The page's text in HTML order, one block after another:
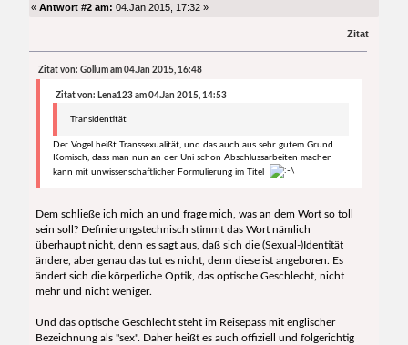
«Antwort #2 am: 04.Jan 2015, 17:32 »
Zitat
Zitat von: Gollum am 04.Jan 2015, 16:48
Zitat von: Lena123 am 04.Jan 2015, 14:53
Transidentität
Der Vogel heißt Transsexualität, und das auch aus sehr gutem Grund.
Komisch, dass man nun an der Uni schon Abschlussarbeiten machen
kann mit unwissenschaftlicher Formulierung im Titel
Dem schließe ich mich an und frage mich, was an dem Wort so toll
sein soll? Definierungstechnisch stimmt das Wort nämlich
überhaupt nicht, denn es sagt aus, daß sich die (Sexual-)Identität
ändere, aber genau das tut es nicht, denn diese ist angeboren. Es
ändert sich die körperliche Optik, das optische Geschlecht, nicht
mehr und nicht weniger.
Und das optische Geschlecht steht im Reisepass mit englischer
Bezeichnung als "sex". Daher heißt es auch offiziell und folgerichtig